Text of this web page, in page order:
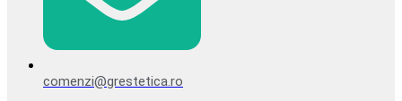
comenzi@grestetica.ro